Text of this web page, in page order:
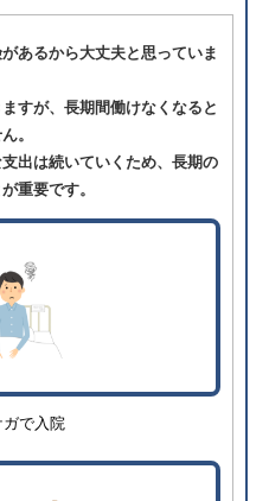
あるから大丈夫と思っていま
すが、長期間働けなくなると
。
出は続いていくため、長期の
重要です。
で入院